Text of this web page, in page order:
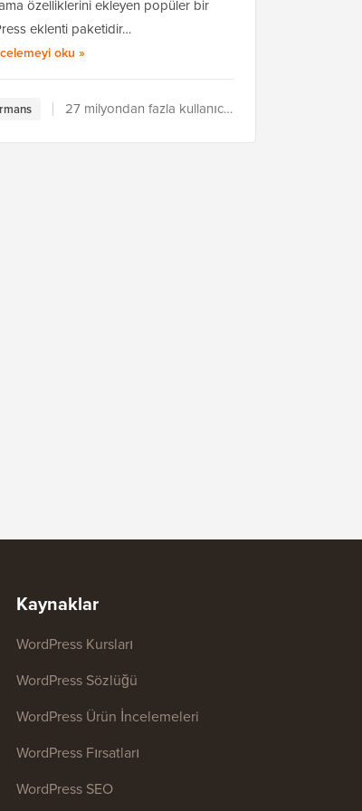
özelliklerini ekleyen popüler bir
eklenti paketidir…
oku Jetpack hakkında
»
27 milyondan fazla kullanıcı tarafından kullanılıyor
Kaynaklar
WordPress Kursları
WordPress Sözlüğü
WordPress Ürün İncelemeleri
WordPress Fırsatları
WordPress SEO